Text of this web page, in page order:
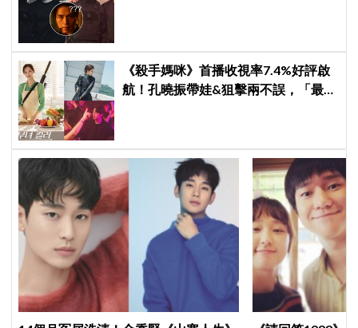
《殺手媽咪》首播收視率7.4%好評啟
航！孔曉振帶娃&狙擊兩不誤，「最狂